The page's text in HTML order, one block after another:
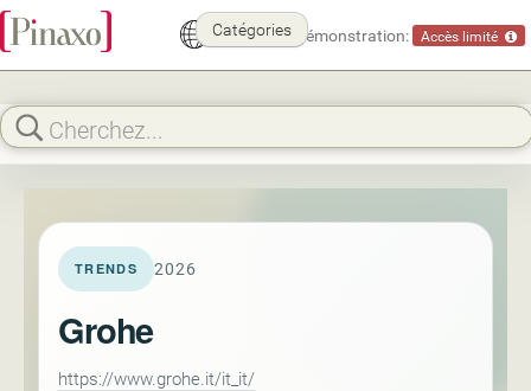
Mode démonstration: Accès limité
Catégories
TRENDS 2026
Grohe
https://www.grohe.it/it_it/